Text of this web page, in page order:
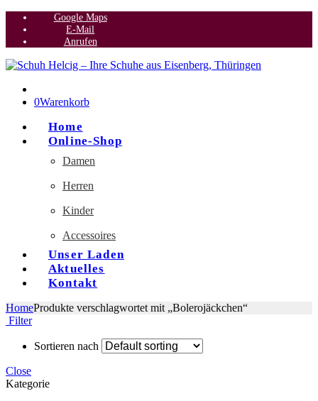
Google Maps
E-Mail
Anrufen
0Warenkorb
Home
Online-Shop
Damen
Herren
Kinder
Accessoires
Unser Laden
Aktuelles
Kontakt
HomeProdukte verschlagwortet mit „Bolerojäckchen“
Filter
Sortieren nach
Close
Kategorie